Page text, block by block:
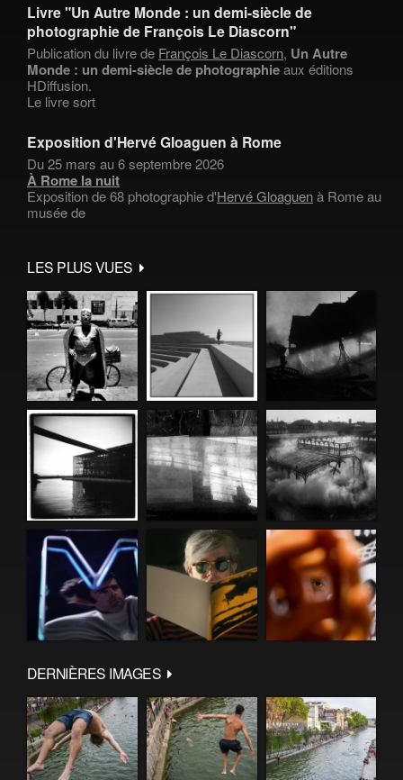
Livre "Un Autre Monde : un demi-siècle de
photographie de François Le Diascorn"
Publication du livre de François Le Diascorn, Un Autre
Monde : un demi-siècle de photographieaux éditions
HDiffusion.
Le livre sort
Exposition d'Hervé Gloaguen à Rome
Du 25 mars au 6 septembre 2026
À Rome la nuit
Exposition de 68 photographie d'Hervé Gloaguenà Rome au
musée de
LES PLUS VUES
DERNIÈRES IMAGES